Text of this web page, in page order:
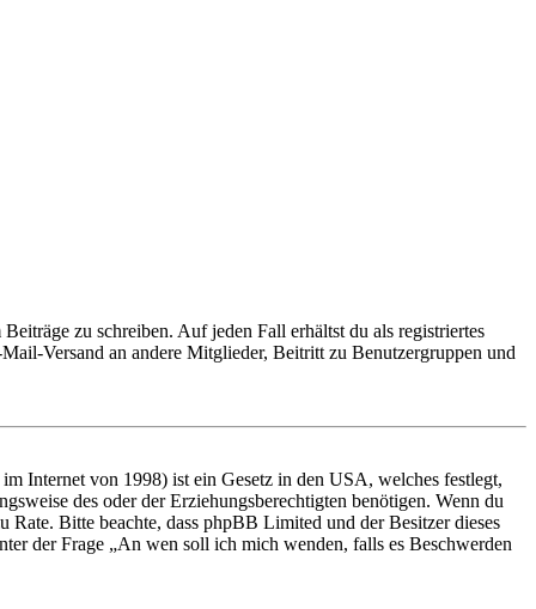
zu schreiben. Auf jeden Fall erhältst du als registriertes
Versand an andere Mitglieder, Beitritt zu Benutzergruppen und
Internet von 1998) ist ein Gesetz in den USA, welches festlegt,
des oder der Erziehungsberechtigten benötigen. Wenn du
Bitte beachte, dass phpBB Limited und der Besitzer dieses
der Frage „An wen soll ich mich wenden, falls es Beschwerden